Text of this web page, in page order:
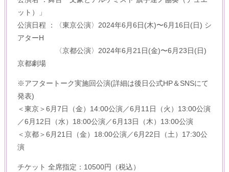
ット）」
公演日程 ：〈東京公演〉2024年6月6日(木)〜6月16日(日) シ
アターH
〈京都公演〉2024年6月21日(金)〜6月23日(日)
京都劇場
※アフタートーク実施回公演(詳細は後日公式HP＆SNSにて
発表)
＜東京＞6月7日（金）14:00公演／6月11日（火）13:00公演
／6月12日（水）18:00公演／6月13日（木）13:00公演
＜京都＞6月21日（金）18:00公演／6月22日（土）17:30公
演
チケット 全席指定：10500円（税込）